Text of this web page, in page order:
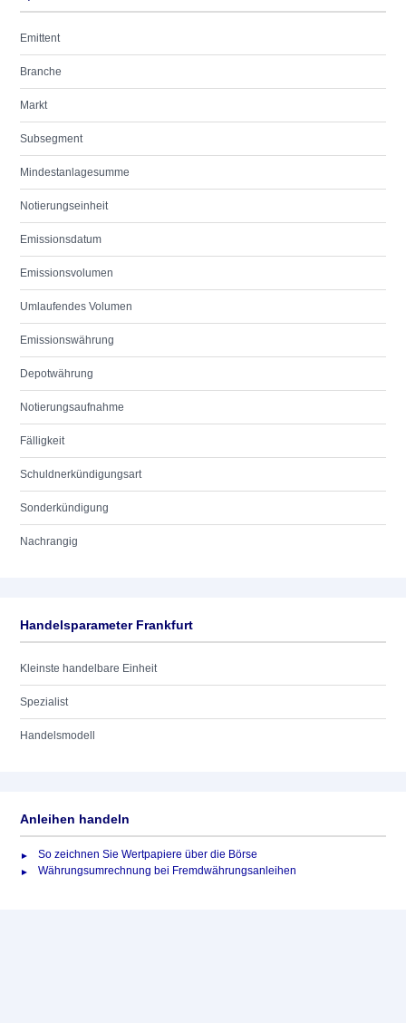
Emittent
Branche
Markt
Subsegment
Mindestanlagesumme
Notierungseinheit
Emissionsdatum
Emissionsvolumen
Umlaufendes Volumen
Emissionswährung
Depotwährung
Notierungsaufnahme
Fälligkeit
Schuldnerkündigungsart
Sonderkündigung
Nachrangig
Handelsparameter Frankfurt
Kleinste handelbare Einheit
Spezialist
Handelsmodell
Anleihen handeln
So zeichnen Sie Wertpapiere über die Börse
Währungsumrechnung bei Fremdwährungsanleihen